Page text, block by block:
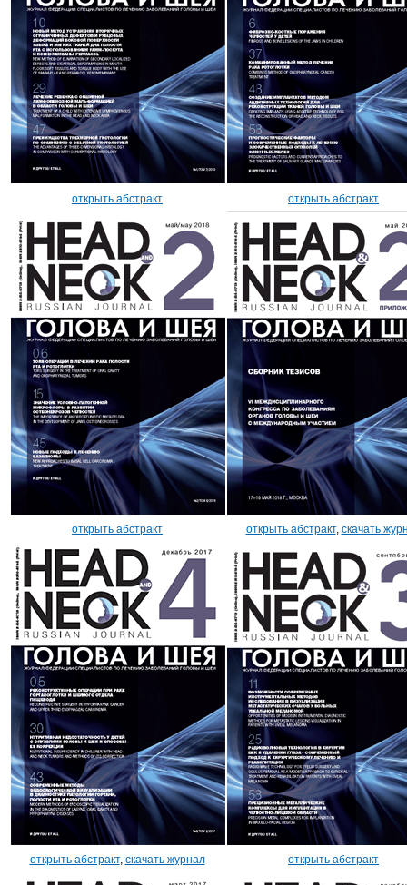
открыть абстракт открыть абстракт
открыть абстракт открыть абстракт, скачать
открыть абстракт, скачать журнал открыть абстракт